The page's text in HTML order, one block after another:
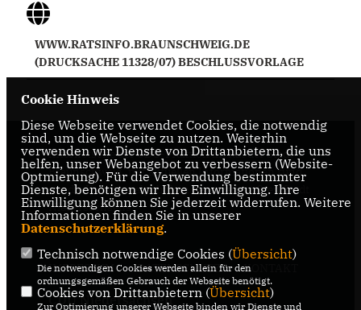
WWW.RATSINFO.BRAUNSCHWEIG.DE
(DRUCKSACHE 11328/07) BESCHLUSSVORLAGE
Internetseite der CDU-Fraktion im Rat der Stadt
Braunschweig, mit aktuellen Informationen rund
um die Kommunalpolitik in der zweitgrößten Stadt
Niedersachsens.
IMPRESSUM DATENSCHUTZ KONTAKT
CDU Niedersachsen
Cookie Hinweis
Diese Webseite verwendet Cookies, die notwendig
sind, um die Webseite zu nutzen. Weiterhin
verwenden wir Dienste von Drittanbietern, die uns
helfen, unser Webangebot zu verbessern (Website-
Optmierung). Für die Verwendung bestimmter
Dienste, benötigen wir Ihre Einwilligung. Ihre
Einwilligung können Sie jederzeit widerrufen. Weitere
Informationen finden Sie in unserer
Datenschutzerklärung.
Technisch notwendige Cookies (Übersicht)
Die notwendigen Cookies werden allein für den
ordnungsgemäßen Gebrauch der Webseite benötigt.
Cookies von Drittanbietern (Übersicht)
Zur Optimierung unserer Webseite binden wir Dienste und